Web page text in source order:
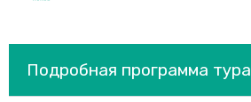
Подробная программа тура